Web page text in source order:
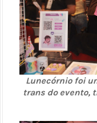
Lunecórnio foi
trans do evento,